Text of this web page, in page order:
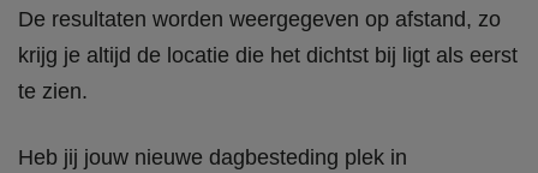
De resultaten worden weergegeven op afstand, zo
krijg je altijd de locatie die het dichtst bij ligt als eerst
te zien.
Heb jij jouw nieuwe dagbesteding plek in